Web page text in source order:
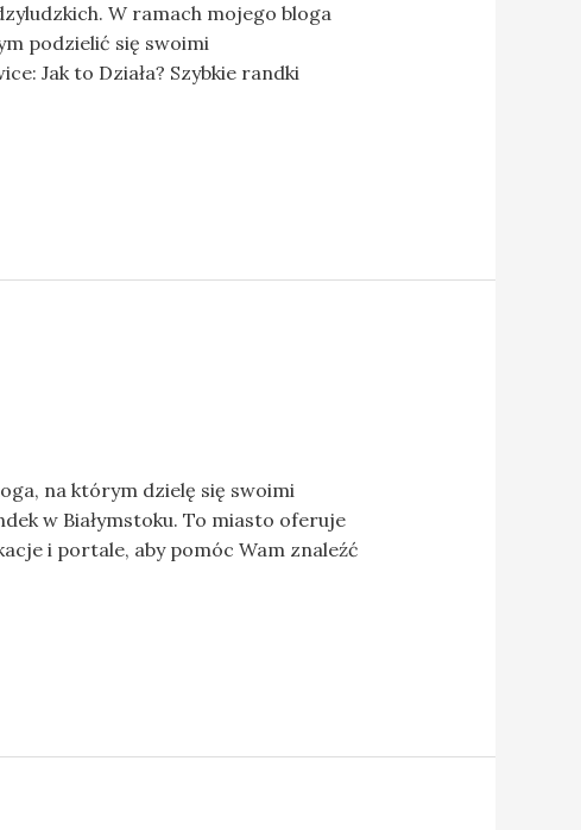
W ramach mojego bloga
podzielić się swoimi
Jak to Działa? Szybkie randki
na którym dzielę się swoimi
w Białymstoku. To miasto oferuje
i portale, aby pomóc Wam znaleźć